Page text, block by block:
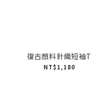
復古顏料針織短袖T
NT$1,180